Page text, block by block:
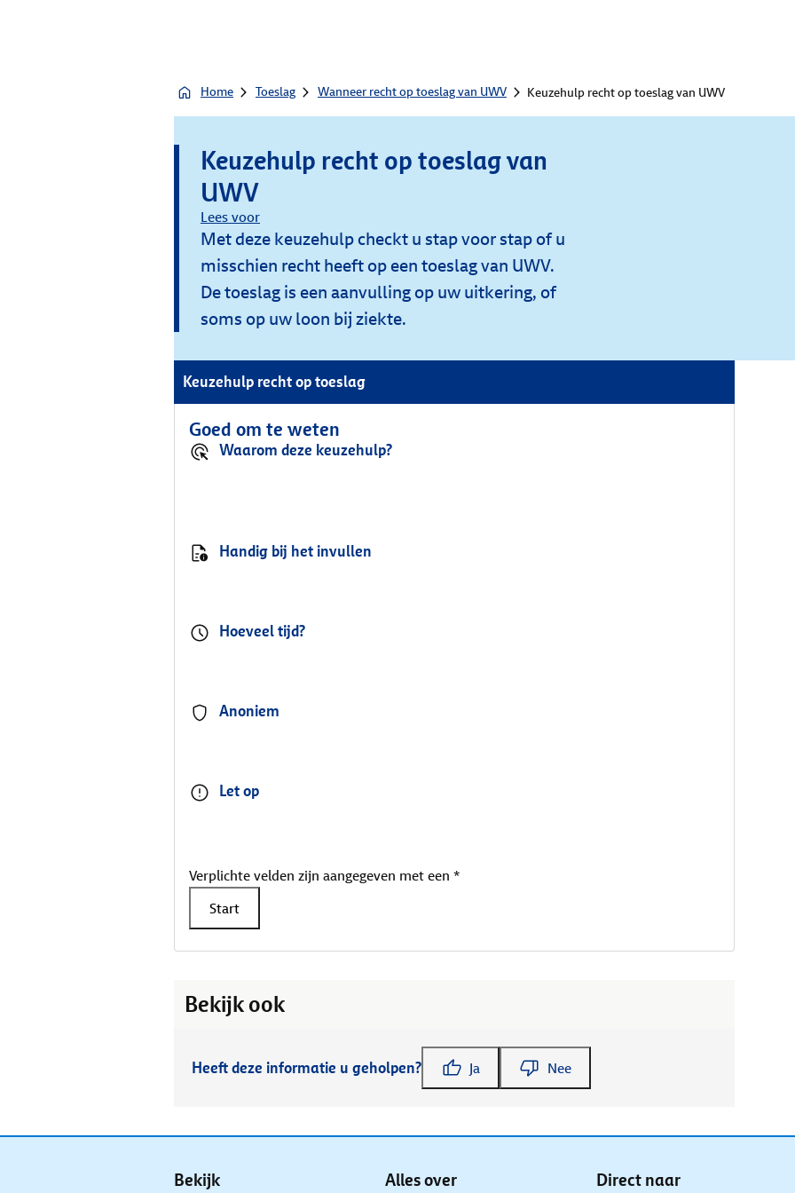
Home Toeslag Wanneer recht op toeslag van UWV Keuzehulp recht op toeslag van UWV
Keuzehulp recht op toeslag van
UWV
Lees voor
Met deze keuzehulp checkt u stap voor stap of u
misschien recht heeft op een toeslag van UWV.
De toeslag is een aanvulling op uw uitkering, of
soms op uw loon bij ziekte.
Keuzehulp recht op toeslag
Goed om te weten
Waarom deze keuzehulp?
Handig bij het invullen
Hoeveel tijd?
Anoniem
Let op
Verplichte velden zijn aangegeven met een *
Start
Bekijk ook
Heeft deze informatie u geholpen? Ja Nee
Bekijk Alles over Direct naar